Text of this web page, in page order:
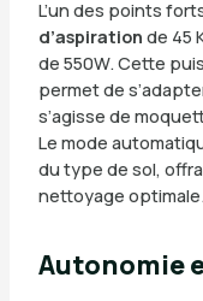
L’un des points
d’aspiration de 45
de 550W. Cette
permet de
s’agisse de
Le mode
du type de sol,
nettoyage optimale.
Autonomie